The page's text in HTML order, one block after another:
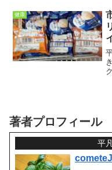
健康
著者プロフィール
平